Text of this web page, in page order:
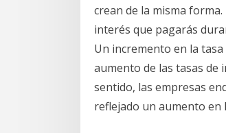
crean de la misma
interés que pagarás
Un incremento en la
aumento de las tasas de
sentido, las empresas
reflejado un aumento en